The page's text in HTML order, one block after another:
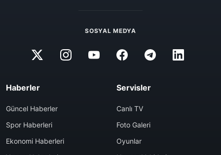
SOSYAL MEDYA
Haberler
Güncel Haberler
Spor Haberleri
Ekonomi Haberleri
Servisler
Canlı TV
Foto Galeri
Oyunlar